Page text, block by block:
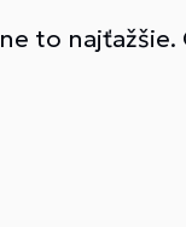
to najťažšie.